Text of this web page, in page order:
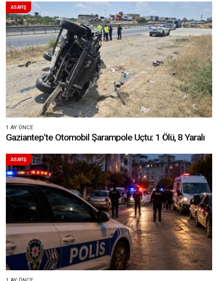
ASAYİŞ
1 AY ÖNCE
Gaziantep'te Otomobil Şarampole Uçtu: 1 Ölü, 8 Yaralı
ASAYİŞ